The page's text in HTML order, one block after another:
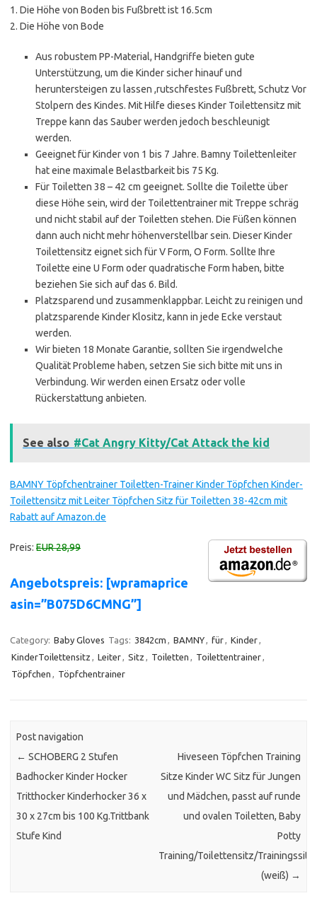
1. Die Höhe von Boden bis Fußbrett ist 16.5cm
2. Die Höhe von Bode
Aus robustem PP-Material, Handgriffe bieten gute
Unterstützung, um die Kinder sicher hinauf und
heruntersteigen zu lassen ,rutschfestes Fußbrett, Schutz Vor
Stolpern des Kindes. Mit Hilfe dieses Kinder Toilettensitz mit
Treppe kann das Sauber werden jedoch beschleunigt
werden.
Geeignet für Kinder von 1 bis 7 Jahre. Bamny Toilettenleiter
hat eine maximale Belastbarkeit bis 75 Kg.
Für Toiletten 38 – 42 cm geeignet. Sollte die Toilette über
diese Höhe sein, wird der Toilettentrainer mit Treppe schräg
und nicht stabil auf der Toiletten stehen. Die Füßen können
dann auch nicht mehr höhenverstellbar sein. Dieser Kinder
Toilettensitz eignet sich für V Form, O Form. Sollte Ihre
Toilette eine U Form oder quadratische Form haben, bitte
beziehen Sie sich auf das 6. Bild.
Platzsparend und zusammenklappbar. Leicht zu reinigen und
platzsparende Kinder Klositz, kann in jede Ecke verstaut
werden.
Wir bieten 18 Monate Garantie, sollten Sie irgendwelche
Qualität Probleme haben, setzen Sie sich bitte mit uns in
Verbindung. Wir werden einen Ersatz oder volle
Rückerstattung anbieten.
See also #Cat Angry Kitty/Cat Attack the kid
BAMNY Töpfchentrainer Toiletten-Trainer Kinder Töpfchen Kinder-
Toilettensitz mit Leiter Töpfchen Sitz für Toiletten 38-42cm mit
Rabatt auf Amazon.de
Preis: EUR 28,99
Angebotspreis: [wpramaprice
asin=”B075D6CMNG”]
Category: Baby Gloves Tags: 3842cm , BAMNY, für, Kinder,
KinderToilettensitz , Leiter, Sitz , Toiletten , Toilettentrainer,
Töpfchen , Töpfchentrainer
Post navigation
← SCHOBERG 2 Stufen
Badhocker Kinder Hocker
Tritthocker Kinderhocker 36 x
30 x 27cm bis 100 Kg.Trittbank
Stufe Kind
Hiveseen Töpfchen Training
Sitze Kinder WC Sitz für Jungen
und Mädchen, passt auf runde
und ovalen Toiletten, Baby
Potty
Training/Toilettensitz/
(weiß) →